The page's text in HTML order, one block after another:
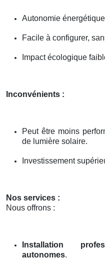
Autonomie
Facile à configurer,
Impact écologique
Inconvénients :
Peut être moins
de lumière solaire.
Investissement
Nos services :
Nous offrons :
Installation
autonomes.